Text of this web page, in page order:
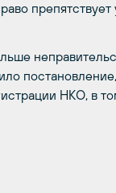
препятствует
НКО, в